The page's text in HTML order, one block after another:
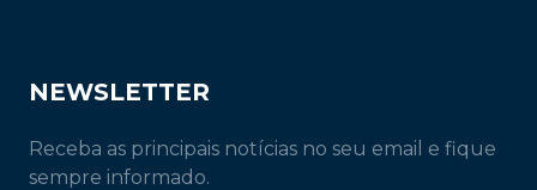
NEWSLETTER
Receba as principais notícias no seu email e fique
sempre informado.